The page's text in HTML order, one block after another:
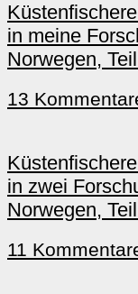
in meine
Norwegen,
13
in zwei
Norwegen,
11